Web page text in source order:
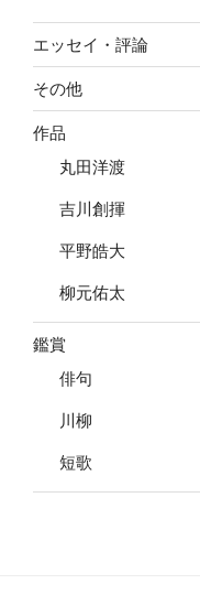
エッセイ・評論
その他
作品
丸田洋渡
吉川創揮
平野皓大
柳元佑太
鑑賞
俳句
川柳
短歌